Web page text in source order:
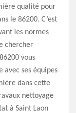
qualité pour
le 86200. C’est
les normes
chercher
vous
ses équipes
dans cette
nettoyage
à Saint Laon